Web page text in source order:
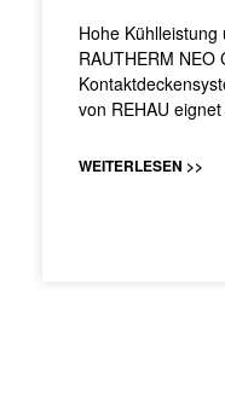
Hohe
RAUTHERM NEO
von REHAU
WEITERLESEN >>